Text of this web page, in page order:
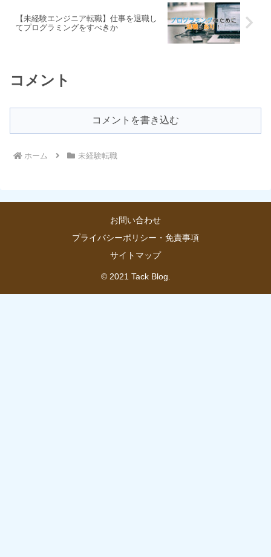
【未経験エンジニア転職】仕事を退職し
てプログラミングをすべきか
コメント
コメントを書き込む
ホーム 未経験転職
お問い合わせ
プライバシーポリシー・免責事項
サイトマップ
© 2021 Tack Blog.